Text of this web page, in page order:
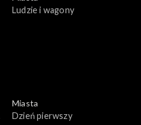
Ludzie i wagony
Miasta
Dzień pierwszy